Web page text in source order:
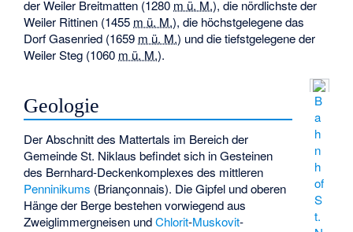
der Weiler Breitmatten (1280 m ü. M.), die nördlichste der
Weiler Rittinen (1455 m ü. M.), die höchstgelegene das
Dorf Gasenried (1659 m ü. M.) und die tiefstgelegene der
Weiler Steg (1060 m ü. M.).
B
a
h
n
h
of
S
t.
Geologie
Der Abschnitt des Mattertals im Bereich der
Gemeinde St. Niklaus befindet sich in Gesteinen
des Bernhard-Deckenkomplexes des mittleren
Penninikums (Briançonnais). Die Gipfel und oberen
Hänge der Berge bestehen vorwiegend aus
Zweiglimmergneisen undChlorit-Muskovit-